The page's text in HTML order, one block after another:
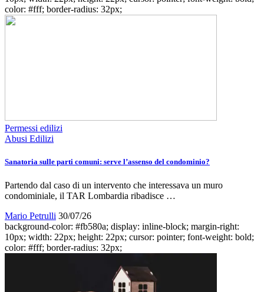
color: #fff; border-radius: 32px;
Permessi edilizi
Abusi Edilizi
Sanatoria sulle parti comuni: serve l’assenso del condominio?
Partendo dal caso di un intervento che interessava un muro
condominiale, il TAR Lombardia ribadisce …
Mario Petrulli 30/07/26
background-color: #fb580a; display: inline-block; margin-right:
10px; width: 22px; height: 22px; cursor: pointer; font-weight: bold;
color: #fff; border-radius: 32px;